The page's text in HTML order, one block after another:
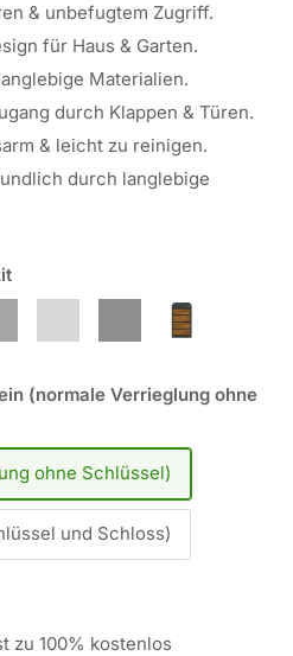
& unbefugtem Zugriff.
für Haus & Garten.
Materialien.
durch Klappen & Türen.
& leicht zu reinigen.
durch langlebige
7035
9007
RAL
Oak
Paneele
(normale Verrieglung ohne
ohne Schlüssel)
und Schloss)
zu 100% kostenlos